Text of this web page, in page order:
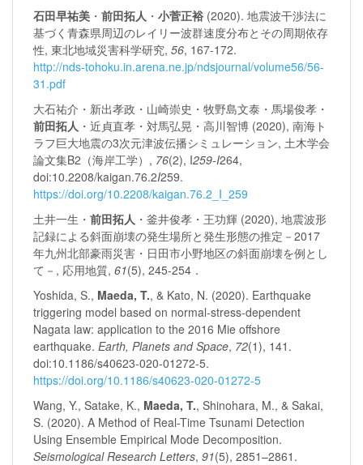
石田早祐美 ・ 前田拓人 ・ 小菅正裕 (2020). 地震波干渉法に
基づく青森県周辺のレイリー波群速度分布とその周期依存
性, 東北地域災害科学研究, 56, 167-172.
http://nds-tohoku.in.arena.ne.jp/ndsjournal/volume56/56-
31.pdf
大石祐介・新出孝政・山崎崇史・牧野島文泰・馬場俊孝・
前田拓人 ・近貞直孝・対馬弘晃・高川智博 (2020), 南海ト
ラフ巨大地震の3次元津波伝播シミュレーション, 土木学会
論文集B2（海岸工学）, 76(2), I259-I264,
doi:10.2208/kaigan.76.2I259.
https://doi.org/10.2208/kaigan.76.2_I_259
土井一生・ 前田拓人 ・釜井俊孝・王功輝 (2020), 地震波形
記録による斜面崩壊の発生場所と発生形態の推定－2017
年九州北部豪雨災害・日田市小野地区の斜面崩壊を例とし
て－, 応用地質, 61(5), 245-254．
Yoshida, S., Maeda, T., & Kato, N. (2020). Earthquake
triggering model based on normal-stress-dependent
Nagata law: application to the 2016 Mie offshore
earthquake. Earth, Planets and Space, 72(1), 141.
doi:10.1186/s40623-020-01272-5.
https://doi.org/10.1186/s40623-020-01272-5
Wang, Y., Satake, K., Maeda, T., Shinohara, M., & Sakai,
S. (2020). A Method of Real-Time Tsunami Detection
Using Ensemble Empirical Mode Decomposition.
Seismological Research Letters, 91(5), 2851–2861.